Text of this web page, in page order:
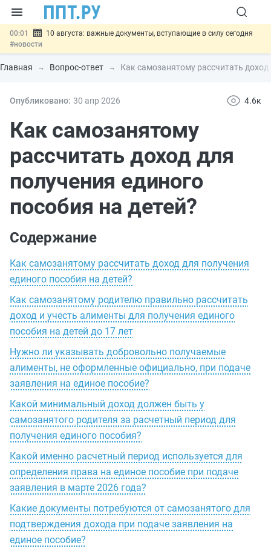
00:01
10 августа: важные документы, вступающие в силу сегодня
#новости
07.08 Подписан закон о блокировке продажи опасных товаров через
«Честный знак»#новости
07.08 Госпошлину за устранение ошибок в документах предлагают
07.08
отношений
#новости
Главная Вопрос-ответ Как самозанятому рассчитать
Опубликовано: 30 апр 2026 4.6к
Как самозанятому
рассчитать доход для
получения единого
пособия на детей?
Содержание
Как самозанятому рассчитать доход для получения
единого пособия на детей?
Как самозанятому родителю правильно рассчитать
доход и учесть алименты для получения единого
пособия на детей до 17 лет
Нужно ли указывать добровольно получаемые
алименты, не оформленные официально, при подаче
заявления на единое пособие?
Какой минимальный доход должен быть у
самозанятого родителя за расчетный период для
получения единого пособия?
Какой именно расчетный период используется для
определения права на единое пособие при подаче
заявления в марте 2026 года?
Какие документы потребуются от самозанятого для
подтверждения дохода при подаче заявления на
единое пособие?